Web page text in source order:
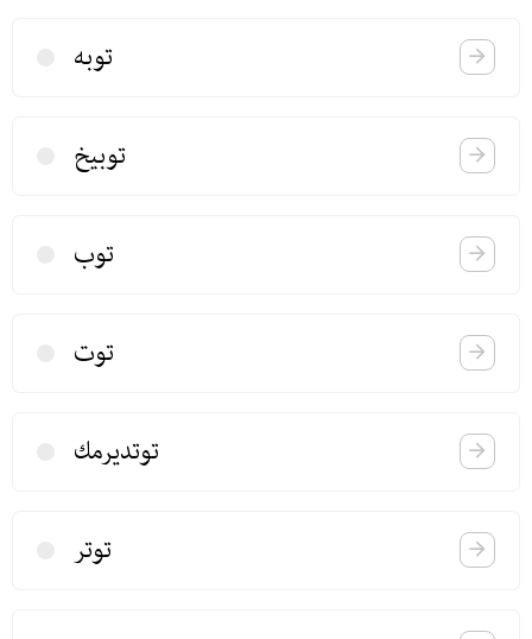
توبه
توبیخ
توب
توت
توتدیرمك
توتر